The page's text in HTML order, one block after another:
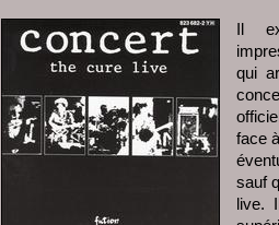
Il
qui
face à
sauf
live.